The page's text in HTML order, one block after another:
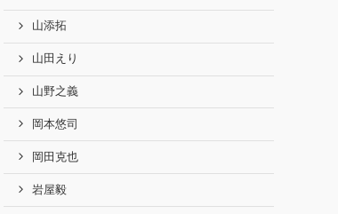
山添拓
山田えり
山野之義
岡本悠司
岡田克也
岩屋毅